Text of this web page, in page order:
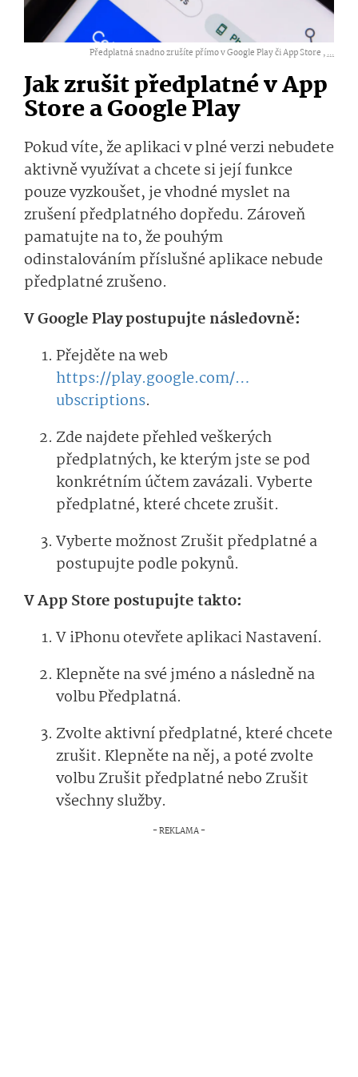
Předplatná snadno zrušíte přímo v Google Play či App Store ,...
Jak zrušit předplatné v App
Store a Google Play
Pokud víte, že aplikaci v plné verzi nebudete
aktivně využívat a chcete si její funkce
pouze vyzkoušet, je vhodné myslet na
zrušení předplatného dopředu. Zároveň
pamatujte na to, že pouhým
odinstalováním příslušné aplikace nebude
předplatné zrušeno.
V Google Play postupujte následovně:
Přejděte na web
https://play.google.com/…
ubscriptions.
Zde najdete přehled veškerých
předplatných, ke kterým jste se pod
konkrétním účtem zavázali. Vyberte
předplatné, které chcete zrušit.
Vyberte možnost Zrušit předplatné a
postupujte podle pokynů.
V App Store postupujte takto:
V iPhonu otevřete aplikaci Nastavení.
Klepněte na své jméno a následně na
volbu Předplatná.
Zvolte aktivní předplatné, které chcete
zrušit. Klepněte na něj, a poté zvolte
volbu Zrušit předplatné nebo Zrušit
všechny služby.